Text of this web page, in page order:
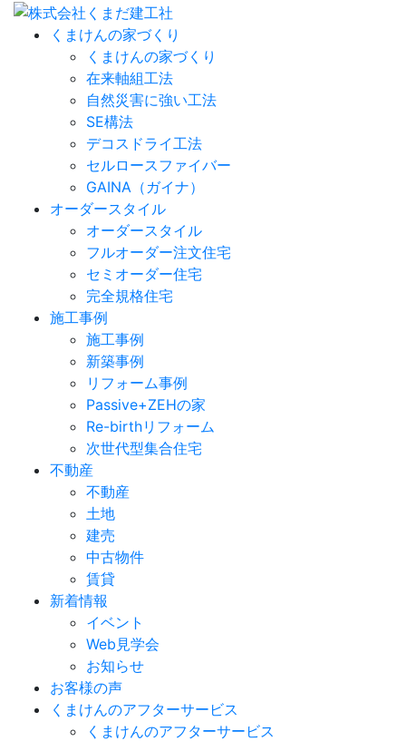
くまけんの家づくり
くまけんの家づくり
在来軸組工法
自然災害に強い工法
SE構法
デコスドライ工法
セルロースファイバー
GAINA（ガイナ）
オーダースタイル
オーダースタイル
フルオーダー注文住宅
セミオーダー住宅
完全規格住宅
施工事例
施工事例
新築事例
リフォーム事例
Passive+ZEHの家
Re-birthリフォーム
次世代型集合住宅
不動産
不動産
土地
建売
中古物件
賃貸
新着情報
イベント
Web見学会
お知らせ
お客様の声
くまけんのアフターサービス
くまけんのアフターサービス